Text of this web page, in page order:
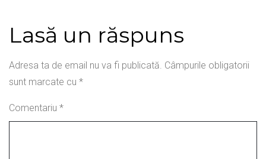
Lasă un răspuns
Adresa ta de email nu va fi publicată. Câmpurile obligatorii
sunt marcate cu *
Comentariu *